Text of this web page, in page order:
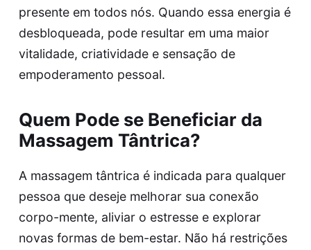
presente em todos nós. Quando essa energia é
desbloqueada, pode resultar em uma maior
vitalidade, criatividade e sensação de
empoderamento pessoal.
Quem Pode se Beneficiar da
Massagem Tântrica?
A massagem tântrica é indicada para qualquer
pessoa que deseje melhorar sua conexão
corpo-mente, aliviar o estresse e explorar
novas formas de bem-estar. Não há restrições